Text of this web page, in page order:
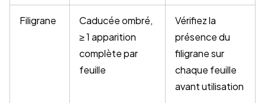
Filigrane
Caducée ombré,
≥ 1 apparition
complète par
feuille
Vérifiez la
présence du
filigrane sur
chaque feuille
avant utilisation